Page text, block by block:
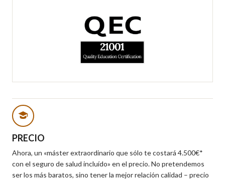
PRECIO
Ahora, un «máster extraordinario que sólo te costará 4.500€*
con el seguro de salud incluído» en el precio. No pretendemos
ser los más baratos, sino tener la mejor relación calidad – precio